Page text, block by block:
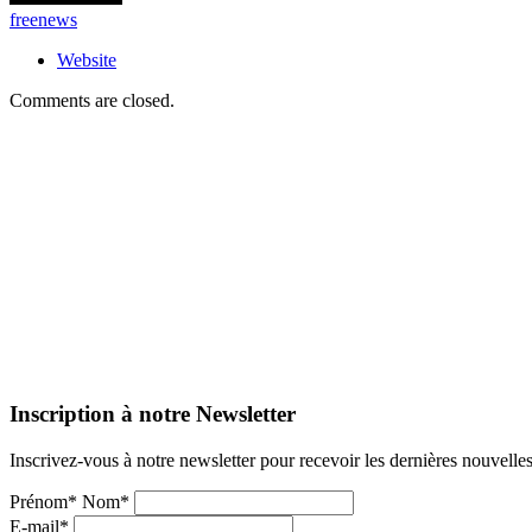
freenews
Website
Comments are closed.
Inscription à notre Newsletter
Inscrivez-vous à notre newsletter pour recevoir les dernières nouvelles
Prénom* Nom*
E-mail*